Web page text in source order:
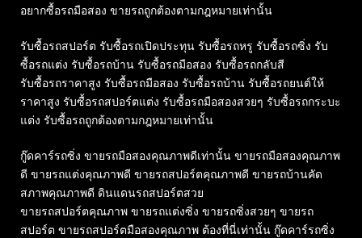
อยากซื้อรถมือสอง ขายรถถูกต้องตามกฎหมายเท่านั้น
รับซื้อรถสปอร์ต รับซื้อรถเปิดประทุน รับซื้อรถหรู รับซื้อรถซิ่ง รับ
ซื้อรถแต่ง รับซื้อรถบ้าน รับซื้อรถมือสอง รับซื้อรถกลับสี
รับซื้อรถราคาสูง รับซื้อรถมือสอง รับซื้อรถบ้าน รับซื้อรถยนต์ให้
ราคาสูง รับซื้อรถสปอร์ตแต่ง รับซื้อรถมือสองสวยๆ รับซื้อรถกระบะ
แต่ง รับซื้อรถถูกต้องตามกฎหมายเท่านั้น
กู๊ดคาร์รถซิ่ง ขายรถมือสองคุณภาพดีเท่านั้น ขายรถมือสองคุณภาพ
ดี ขายรถแต่งคุณภาพดี ขายรถสปอร์ตคุณภาพดี ขายรถบ้านคัด
สภาพคุณภาพดี ดินแดนรถสปอร์ตสวย
ขายรถสปอร์ตคุณภาพ ขายรถแต่งซิ่ง ขายรถซิ่งสวยๆ ขายรถ
สปอร์ต ขายรถสปอร์ตมือสองคุณภาพ ต้องที่นี่เท่านั้น กู๊ดคาร์รถซิ่ง